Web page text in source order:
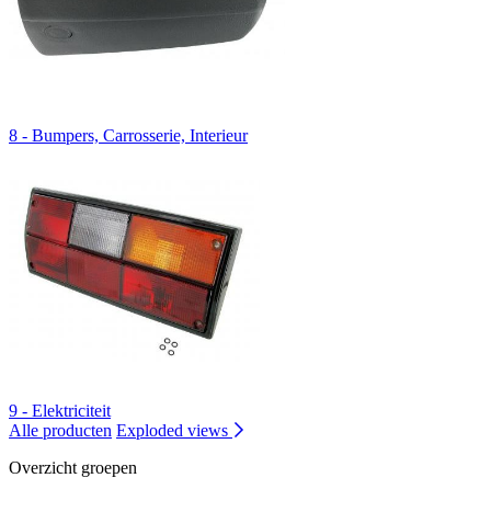
8 - Bumpers, Carrosserie, Interieur
9 - Elektriciteit
Alle producten Exploded views
Overzicht groepen